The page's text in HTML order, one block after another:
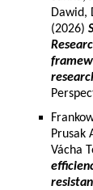
Dawid,
(2026)
Prusak
Vácha